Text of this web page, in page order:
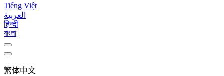
Tiếng Việt
العربية
हिन्दी
বাংলা
繁体中文